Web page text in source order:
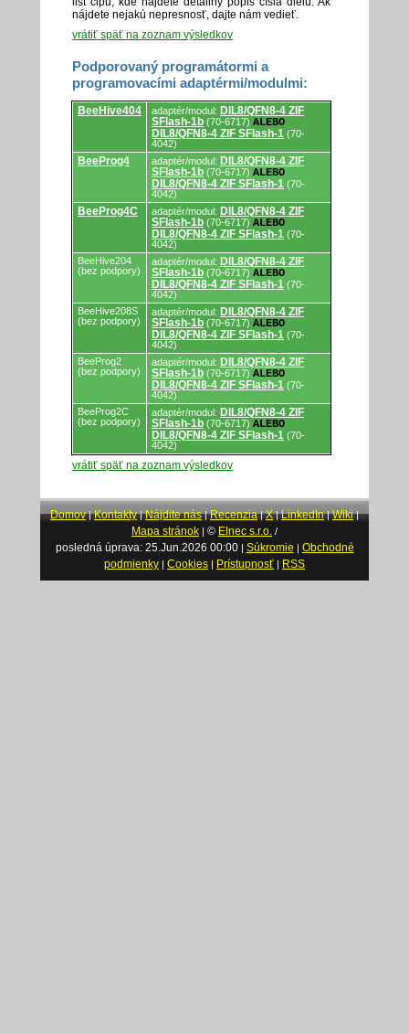
nájdete nejakú nepresnosť, dajte nám vedieť.
vrátiť späť na zoznam výsledkov
Podporovaný programátormi a
programovacími adaptérmi/modulmi:
Podporovaný
programátormi
adaptérmi/modulmi.
BeeHive404 adaptér/modul: DIL8/QFN8-4 ZIF
SFlash-1b (70-6717) ALEBO
DIL8/QFN8-4 ZIF SFlash-1 (70-
4042)
BeeProg4 adaptér/modul: DIL8/QFN8-4 ZIF
SFlash-1b (70-6717) ALEBO
DIL8/QFN8-4 ZIF SFlash-1 (70-
4042)
BeeProg4C adaptér/modul: DIL8/QFN8-4 ZIF
SFlash-1b (70-6717) ALEBO
DIL8/QFN8-4 ZIF SFlash-1 (70-
4042)
BeeHive204
(bez podpory)
adaptér/modul: DIL8/QFN8-4 ZIF
SFlash-1b (70-6717) ALEBO
DIL8/QFN8-4 ZIF SFlash-1 (70-
4042)
BeeHive208S
(bez podpory)
adaptér/modul: DIL8/QFN8-4 ZIF
SFlash-1b (70-6717) ALEBO
DIL8/QFN8-4 ZIF SFlash-1 (70-
4042)
BeeProg2
(bez podpory)
adaptér/modul: DIL8/QFN8-4 ZIF
SFlash-1b (70-6717) ALEBO
DIL8/QFN8-4 ZIF SFlash-1 (70-
4042)
BeeProg2C
(bez podpory)
adaptér/modul: DIL8/QFN8-4 ZIF
SFlash-1b (70-6717) ALEBO
DIL8/QFN8-4 ZIF SFlash-1 (70-
4042)
vrátiť späť na zoznam výsledkov
Domov|Kontakty|Nájdite nás|Recenzia|X|LinkedIn|Wiki|
Mapa stránok | © Elnec s.r.o. /
posledná úprava: 25.Jun.2026 00:00| Súkromie | Obchodné
podmienky | Cookies | Prístupnosť | RSS